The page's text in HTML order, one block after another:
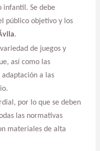
infantil. Se debe
público objetivo y los
.
de juegos y
así como las
a las
por lo que se deben
las normativas
materiales de alta